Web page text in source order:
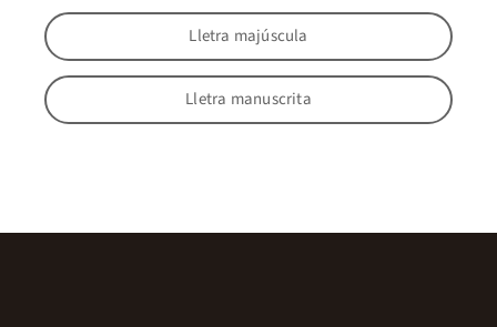
Lletra majúscula
Lletra manuscrita